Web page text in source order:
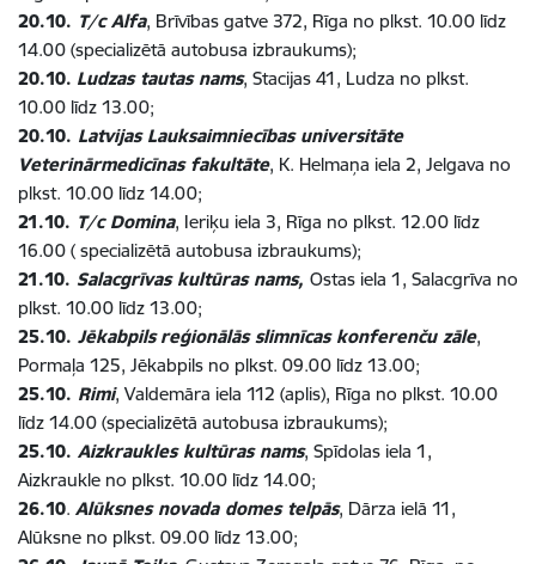
20.10. T/c Alfa, Brīvības gatve 372, Rīga no plkst. 10.00 līdz
14.00 (specializētā autobusa izbraukums);
20.10. Ludzas tautas nams, Stacijas 41, Ludza no plkst.
10.00 līdz 13.00;
20.10. Latvijas Lauksaimniecības universitāte
Veterinārmedicīnas fakultāte, K. Helmaņa iela 2, Jelgava no
plkst. 10.00 līdz 14.00;
21.10. T/c Domina, Ieriķu iela 3, Rīga no plkst. 12.00 līdz
16.00 ( specializētā autobusa izbraukums);
21.10. Salacgrīvas kultūras nams, Ostas iela 1, Salacgrīva no
plkst. 10.00 līdz 13.00;
25.10. Jēkabpils reģionālās slimnīcas konferenču zāle,
Pormaļa 125, Jēkabpils no plkst. 09.00 līdz 13.00;
25.10. Rimi, Valdemāra iela 112 (aplis), Rīga no plkst. 10.00
līdz 14.00 (specializētā autobusa izbraukums);
25.10. Aizkraukles kultūras nams, Spīdolas iela 1,
Aizkraukle no plkst. 10.00 līdz 14.00;
26.10. Alūksnes novada domes telpās, Dārza ielā 11,
Alūksne no plkst. 09.00 līdz 13.00;